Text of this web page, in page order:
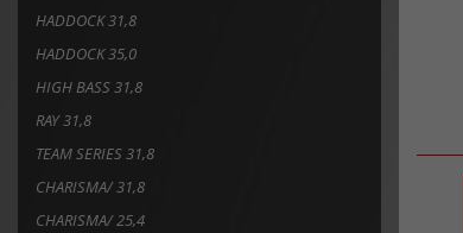
HADDOCK 31,8
HADDOCK 35,0
HIGH BASS 31,8
RAY 31,8
TEAM SERIES 31,8
CHARISMA/ 31,8
CHARISMA/ 25,4